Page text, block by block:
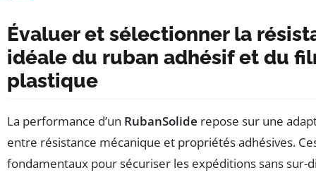
Évaluer et sélectionner la
idéale du ruban adhésif et du
plastique
La performance d’un RubanSolide repose sur une
entre résistance mécanique et propriétés adhésives.
fondamentaux pour sécuriser les expéditions sans sur-